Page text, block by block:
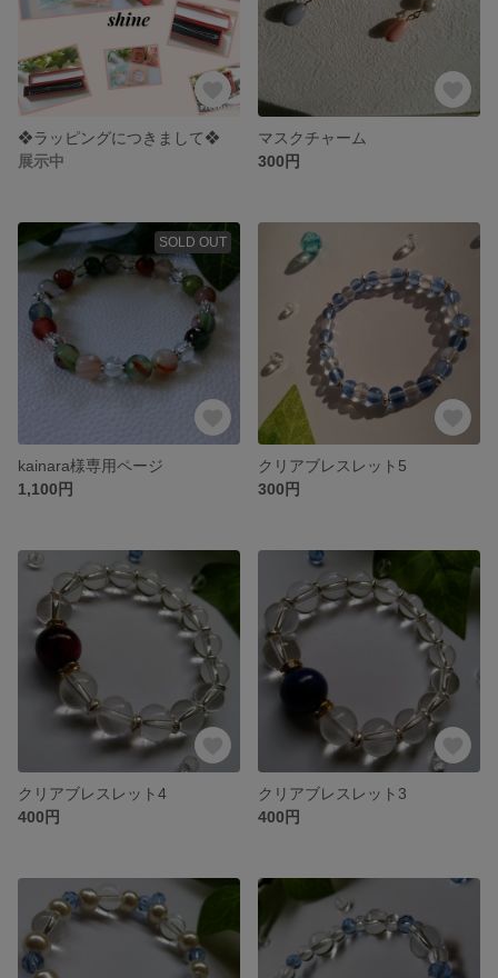
❖ラッピングにつきまして❖
展示中
マスクチャーム
300円
SOLD OUT
kainara様専用ページ
1,100円
クリアブレスレット5
300円
クリアブレスレット4
400円
クリアブレスレット3
400円